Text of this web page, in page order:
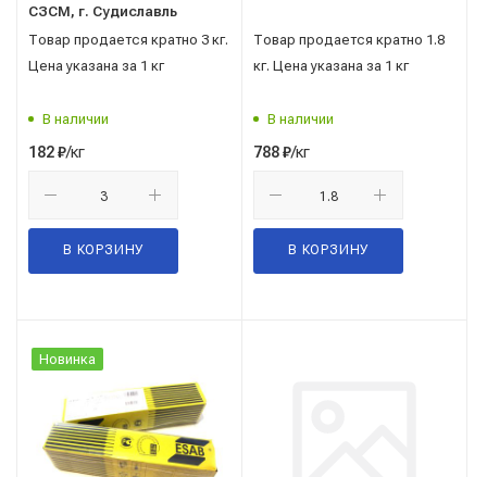
СЗСМ, г. Судиславль
Товар продается кратно 3 кг.
Цена указана за 1 кг
В наличии
182₽/кг
В КОРЗИНУ
Товар продается кратно 1.8
кг. Цена указана за 1 кг
В наличии
788₽/кг
В КОРЗИНУ
Новинка